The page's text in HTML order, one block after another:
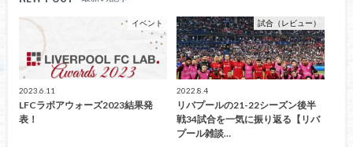
イベント
2023.6.11
LFCラボアウォーズ2023結果発
表！
試合（レビュー）
2022.8.4
リバプールの21-22シーズン後半
戦34試合を一気に振り返る【リバ
プール雑談…